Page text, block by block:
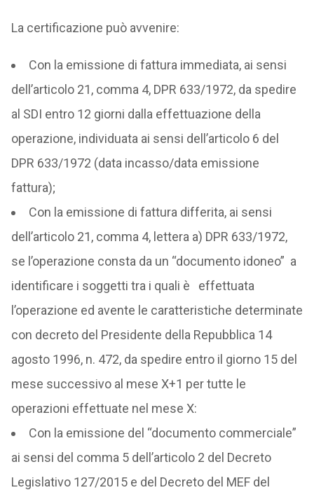
La certificazione può avvenire:
Con la emissione di fattura immediata, ai sensi
dell’articolo 21, comma 4, DPR 633/1972, da spedire
al SDI entro 12 giorni dalla effettuazione della
operazione, individuata ai sensi dell’articolo 6 del
DPR 633/1972 (data incasso/data emissione
fattura);
Con la emissione di fattura differita, ai sensi
dell’articolo 21, comma 4, lettera a) DPR 633/1972,
se l’operazione consta da un “documento idoneo” a
identificare i soggetti tra i quali è effettuata
l’operazione ed avente le caratteristiche determinate
con decreto del Presidente della Repubblica 14
agosto 1996, n. 472, da spedire entro il giorno 15 del
mese successivo al mese X+1 per tutte le
operazioni effettuate nel mese X:
Con la emissione del “documento commerciale”
ai sensi del comma 5 dell’articolo 2 del Decreto
Legislativo 127/2015 e del Decreto del MEF del